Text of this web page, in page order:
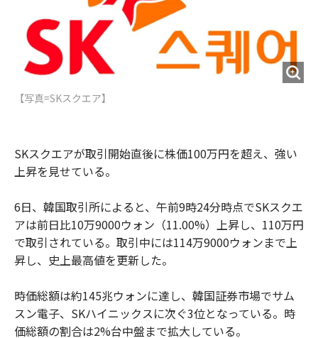
【写真=SKスクエア】
SKスクエアが取引開始直後に株価100万円を超え、強い
上昇を見せている。
6日、韓国取引所によると、午前9時24分時点でSKスクエ
アは前日比10万9000ウォン（11.00%）上昇し、110万円
で取引されている。取引中には114万9000ウォンまで上
昇し、史上最高値を更新した。
時価総額は約145兆ウォンに達し、韓国証券市場でサム
スン電子、SKハイニックスに次ぐ3位となっている。時
価総額の割合は2%台中盤まで拡大している。